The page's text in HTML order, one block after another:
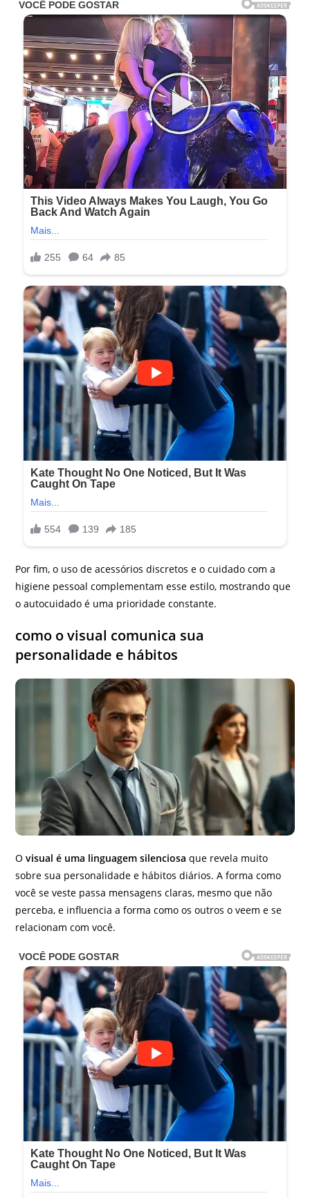
Por fim, o uso de acessórios discretos e o cuidado com a
higiene pessoal complementam esse estilo, mostrando que
o autocuidado é uma prioridade constante.
como o visual comunica sua
personalidade e hábitos
Ovisual é uma linguagem silenciosa que revela muito
sobre sua personalidade e hábitos diários. A forma como
você se veste passa mensagens claras, mesmo que não
perceba, e influencia a forma como os outros o veem e se
relacionam com você.